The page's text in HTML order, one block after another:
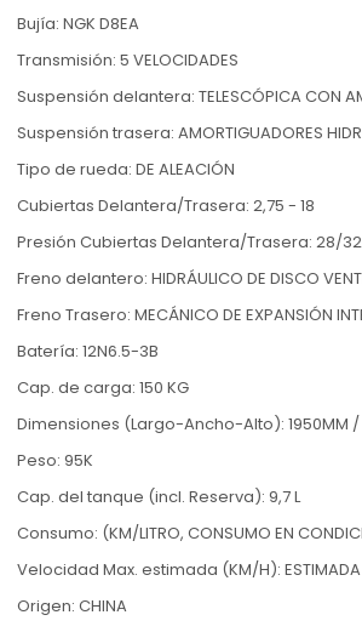
Bujía: NGK D8EA
Transmisión: 5 VELOCIDADES
Suspensión delantera: TELESCÓPICA CON
Suspensión trasera: AMORTIGUADORES
Tipo de rueda: DE ALEACIÓN
Cubiertas Delantera/Trasera: 2,75 - 18
Presión Cubiertas Delantera/Trasera: 28/
Freno delantero: HIDRÁULICO DE DISCO
Freno Trasero: MECÁNICO DE EXPANSIÓN
Batería: 12N6.5-3B
Cap. de carga: 150 KG
Dimensiones (Largo-Ancho-Alto): 1950MM /
Peso: 95K
Cap. del tanque (incl. Reserva): 9,7 L
Consumo: (KM/LITRO, CONSUMO EN
Velocidad Max. estimada (KM/H): ESTIMADA
Origen: CHINA